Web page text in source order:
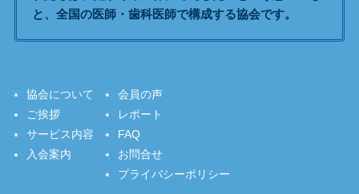
と、全国の医師・歯科医師で構成する協会です。
協会について
ご挨拶
サービス内容
入会案内
会員の声
レポート
FAQ
お問合せ
プライバシーポリシー